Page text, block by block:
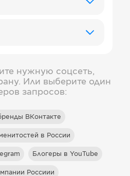
нужную соцсеть,
Или выберите один
запросов:
ВКонтакте
в России
Блогеры в YouTube
Россиии